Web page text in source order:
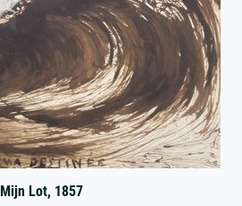
Mijn Lot, 1857